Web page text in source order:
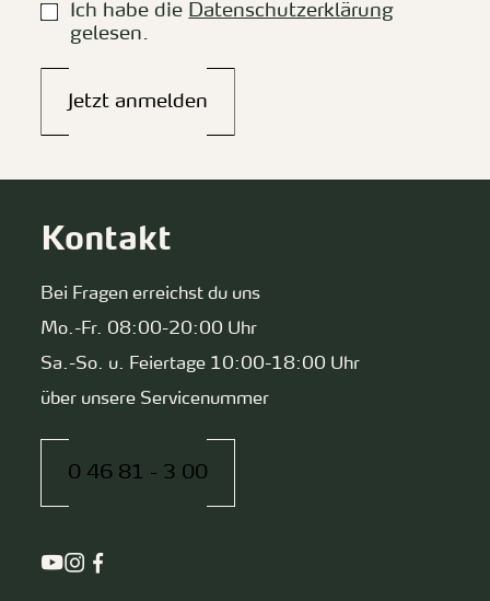
Ich habe die Datenschutzerklärung
gelesen.
Jetzt anmelden
Kontakt
Bei Fragen erreichst du uns
Mo.-Fr. 08:00-20:00 Uhr
Sa.-So. u. Feiertage 10:00-18:00 Uhr
über unsere Servicenummer
0 46 81 - 3 00